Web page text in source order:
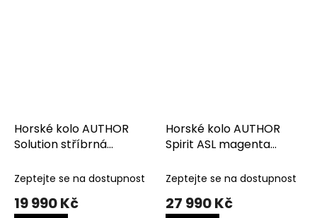
Horské kolo AUTHOR
Solution stříbrná
Zeptejte se na dostupnost
19 990 Kč
Horské kolo AUTHOR
Spirit ASL magenta
Zeptejte se na dostupnost
27 990 Kč